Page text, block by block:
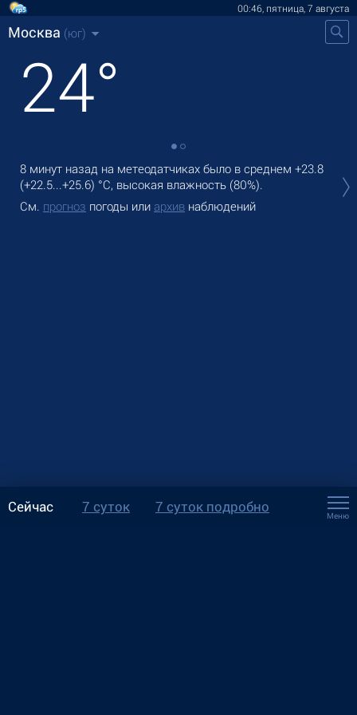
00:46, пятница, 7 августа
Москва (юг)
24°
8 минут назад на метеодатчиках было в среднем +23.8
(+22.5...+25.6) °C, высокая влажность (80%).
См. прогноз погоды или архив наблюдений
Сейчас 7 суток 7 суток подробно
Меню